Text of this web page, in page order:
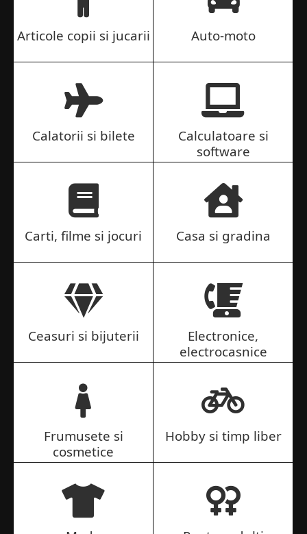
Articole copii si jucarii Auto-moto
Calatorii si bilete
Calculatoare si
software
Carti, filme si jocuri Casa si gradina
Ceasuri si bijuterii
Electronice,
electrocasnice
Frumusete si
cosmetice
Hobby si timp liber